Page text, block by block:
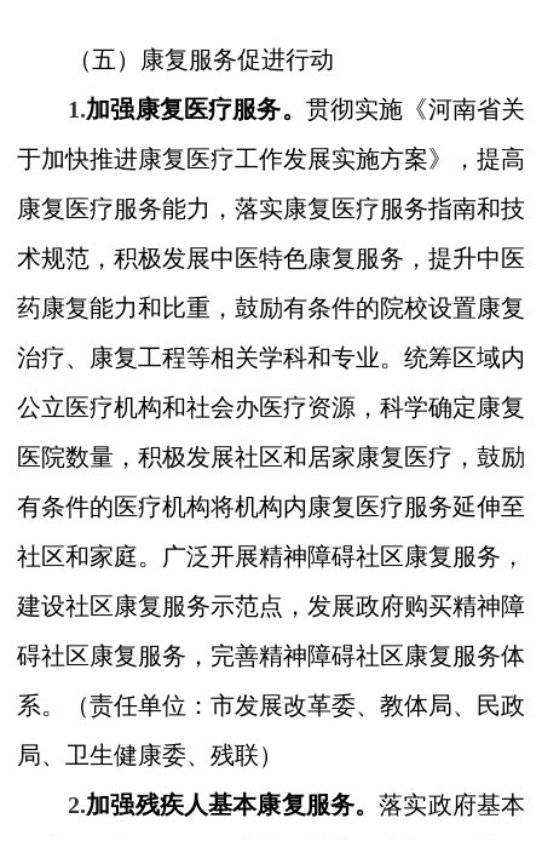
（五）康复服务促进行动
1.加强康复医疗服务。 贯彻实施《河南省关
于加快推进康复医疗工作发展实施方案》，提高
康复医疗服务能力，落实康复医疗服务指南和技
术规范，积极发展中医特色康复服务，提升中医
药康复能力和比重，鼓励有条件的院校设置康复
治疗、康复工程等相关学科和专业。统筹区域内
公立医疗机构和社会办医疗资源，科学确定康复
医院数量，积极发展社区和居家康复医疗，鼓励
有条件的医疗机构将机构内康复医疗服务延伸至
社区和家庭。广泛开展精神障碍社区康复服务，
建设社区康复服务示范点，发展政府购买精神障
碍社区康复服务，完善精神障碍社区康复服务体
系。
（责任单位：市发展改革委、教体局、民政
局、卫生健康委、残联）
2.加强残疾人基本康复服务。落实政府基本